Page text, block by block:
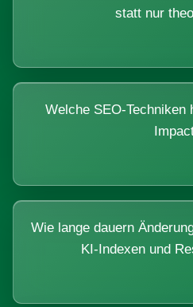
statt nur
Welche SEO-Techniken
Wie lange dauern
KI-Indexen und